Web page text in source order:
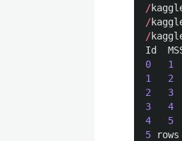
/
/
/
Id
0
1
1
2
2
3
3
4
4
5
5
rows